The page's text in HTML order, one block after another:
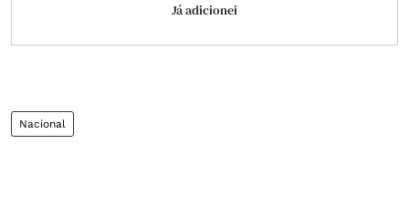
Já adicionei
Nacional